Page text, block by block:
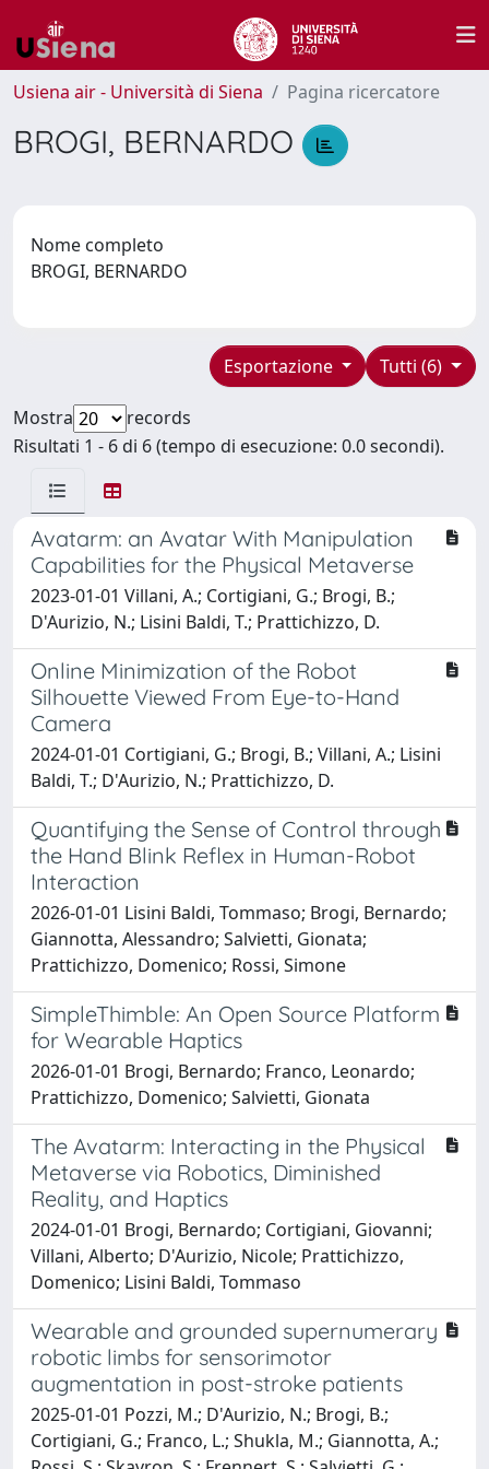
Usiena air - Università di Siena Pagina ricercatore
BROGI, BERNARDO
Nome completo
BROGI, BERNARDO
Tutti (6)
Esportazione
Mostra
records
Risultati 1 - 6 di 6 (tempo di esecuzione: 0.0 secondi).
Avatarm: an Avatar With Manipulation
Capabilities for the Physical Metaverse
2023-01-01 Villani, A.; Cortigiani, G.; Brogi, B.;
D'Aurizio, N.; Lisini Baldi, T.; Prattichizzo, D.
Online Minimization of the Robot
Silhouette Viewed From Eye-to-Hand
Camera
2024-01-01 Cortigiani, G.; Brogi, B.; Villani, A.; Lisini
Baldi, T.; D'Aurizio, N.; Prattichizzo, D.
Quantifying the Sense of Control through
the Hand Blink Reflex in Human-Robot
Interaction
2026-01-01 Lisini Baldi, Tommaso; Brogi, Bernardo;
Giannotta, Alessandro; Salvietti, Gionata;
Prattichizzo, Domenico; Rossi, Simone
SimpleThimble: An Open Source Platform
for Wearable Haptics
2026-01-01 Brogi, Bernardo; Franco, Leonardo;
Prattichizzo, Domenico; Salvietti, Gionata
The Avatarm: Interacting in the Physical
Metaverse via Robotics, Diminished
Reality, and Haptics
2024-01-01 Brogi, Bernardo; Cortigiani, Giovanni;
Villani, Alberto; D'Aurizio, Nicole; Prattichizzo,
Domenico; Lisini Baldi, Tommaso
Wearable and grounded supernumerary
robotic limbs for sensorimotor
augmentation in post-stroke patients
2025-01-01 Pozzi, M.; D'Aurizio, N.; Brogi, B.;
Cortigiani, G.; Franco, L.; Shukla, M.; Giannotta, A.;